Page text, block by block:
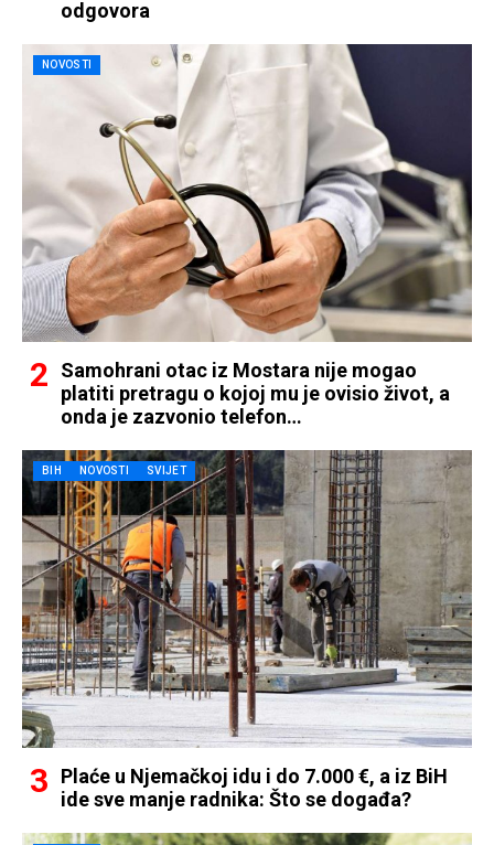
odgovora
NOVOSTI
Samohrani otac iz Mostara nije mogao
platiti pretragu o kojoj mu je ovisio život, a
onda je zazvonio telefon…
BIH NOVOSTI SVIJET
Plaće u Njemačkoj idu i do 7.000 €, a iz BiH
ide sve manje radnika: Što se događa?